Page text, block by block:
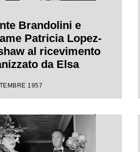
Brandolini e
Patricia Lopez-
al ricevimento
da Elsa
1957